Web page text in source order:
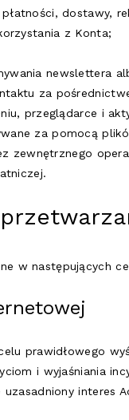
dostawy,
z Konta;
newslettera
za
przeglądarce i
za pomocą
zewnętrznego
w następujących
prawidłowego
i wyjaśniania
interes